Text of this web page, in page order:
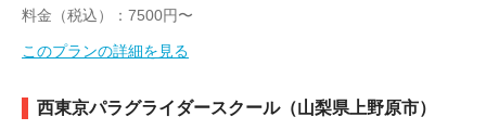
料金（税込）：7500円〜
このプランの詳細を見る
西東京パラグライダースクール（山梨県上野原市）